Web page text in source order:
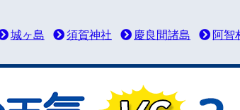
城ヶ島 須賀神社 慶良間諸島 阿智